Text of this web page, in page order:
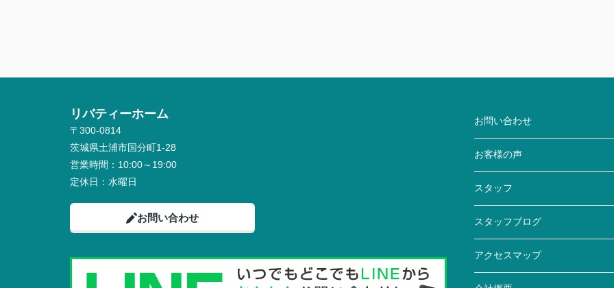
リバティーホーム
〒300-0814
茨城県土浦市国分町1-28
営業時間： 10:00～19:00
定休日： 水曜日
お問い合わせ
お問い合わせ
お客様の声
スタッフ
スタッフブログ
アクセスマップ